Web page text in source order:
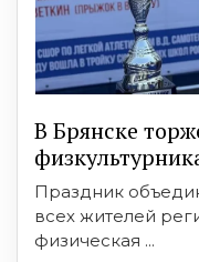
В Брянске
Праздник
всех жителей
физическая ...